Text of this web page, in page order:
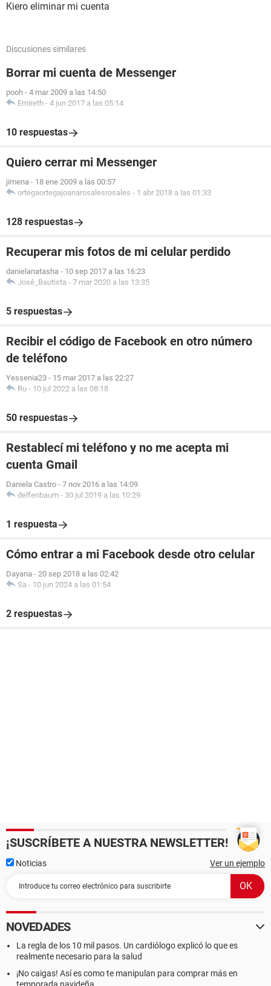
Kiero eliminar mi cuenta
Discusiones similares
Borrar mi cuenta de Messenger
pooh - 4 mar 2009 a las 14:50
Emireth - 4 jun 2017 a las 05:14
10 respuestas
Quiero cerrar mi Messenger
jimena - 18 ene 2009 a las 00:57
ortegaortegajoanarosalesrosales - 1 abr 2018 a las 01:33
128 respuestas
Recuperar mis fotos de mi celular perdido
danielanatasha - 10 sep 2017 a las 16:23
José_Bautista - 7 mar 2020 a las 13:35
5 respuestas
Recibir el código de Facebook en otro número
de teléfono
Yessenia23 - 15 mar 2017 a las 22:27
Ru - 10 jul 2022 a las 08:18
50 respuestas
Restablecí mi teléfono y no me acepta mi
cuenta Gmail
Daniela Castro - 7 nov 2016 a las 14:09
delfenbaum - 30 jul 2019 a las 10:29
1 respuesta
Cómo entrar a mi Facebook desde otro celular
Dayana - 20 sep 2018 a las 02:42
Sa - 10 jun 2024 a las 01:54
2 respuestas
¡SUSCRÍBETE A NUESTRA NEWSLETTER!
Noticias Ver un ejemplo
NOVEDADES
La regla de los 10 mil pasos. Un cardiólogo explicó lo que es
realmente necesario para la salud
¡No caigas! Así es como te manipulan para comprar más en